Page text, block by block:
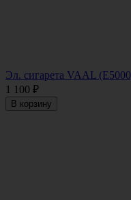
Эл. сигарета VAAL
1 100 ₽
В корзину